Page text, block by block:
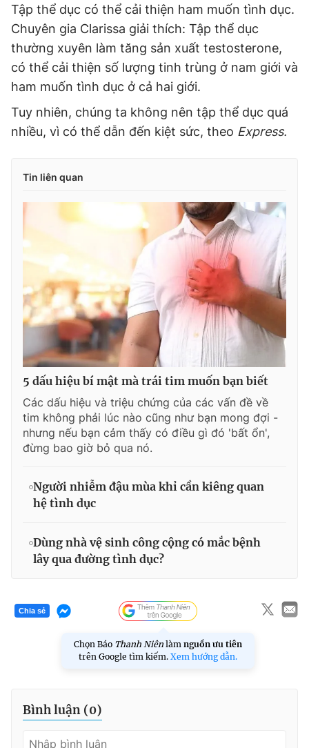
Tập thể dục có thể cải thiện ham muốn tình dục.
Chuyên gia Clarissa giải thích: Tập thể dục
thường xuyên làm tăng sản xuất testosterone,
có thể cải thiện số lượng tinh trùng ở nam giới và
ham muốn tình dục ở cả hai giới.
Tuy nhiên, chúng ta không nên tập thể dục quá
nhiều, vì có thể dẫn đến kiệt sức, theo Express.
Tin liên quan
5 dấu hiệu bí mật mà trái tim muốn bạn biết
Các dấu hiệu và triệu chứng của các vấn đề về
tim không phải lúc nào cũng như bạn mong đợi -
nhưng nếu bạn cảm thấy có điều gì đó 'bất ổn',
đừng bao giờ bỏ qua nó.
Người nhiễm đậu mùa khỉ cần kiêng quan
hệ tình dục
Dùng nhà vệ sinh công cộng có mắc bệnh
lây qua đường tình dục?
Chia sẻ
Chọn Báo Thanh Niên làm nguồn ưu tiên
trên Google tìm kiếm. Xem hướng dẫn.
Bình luận (0)